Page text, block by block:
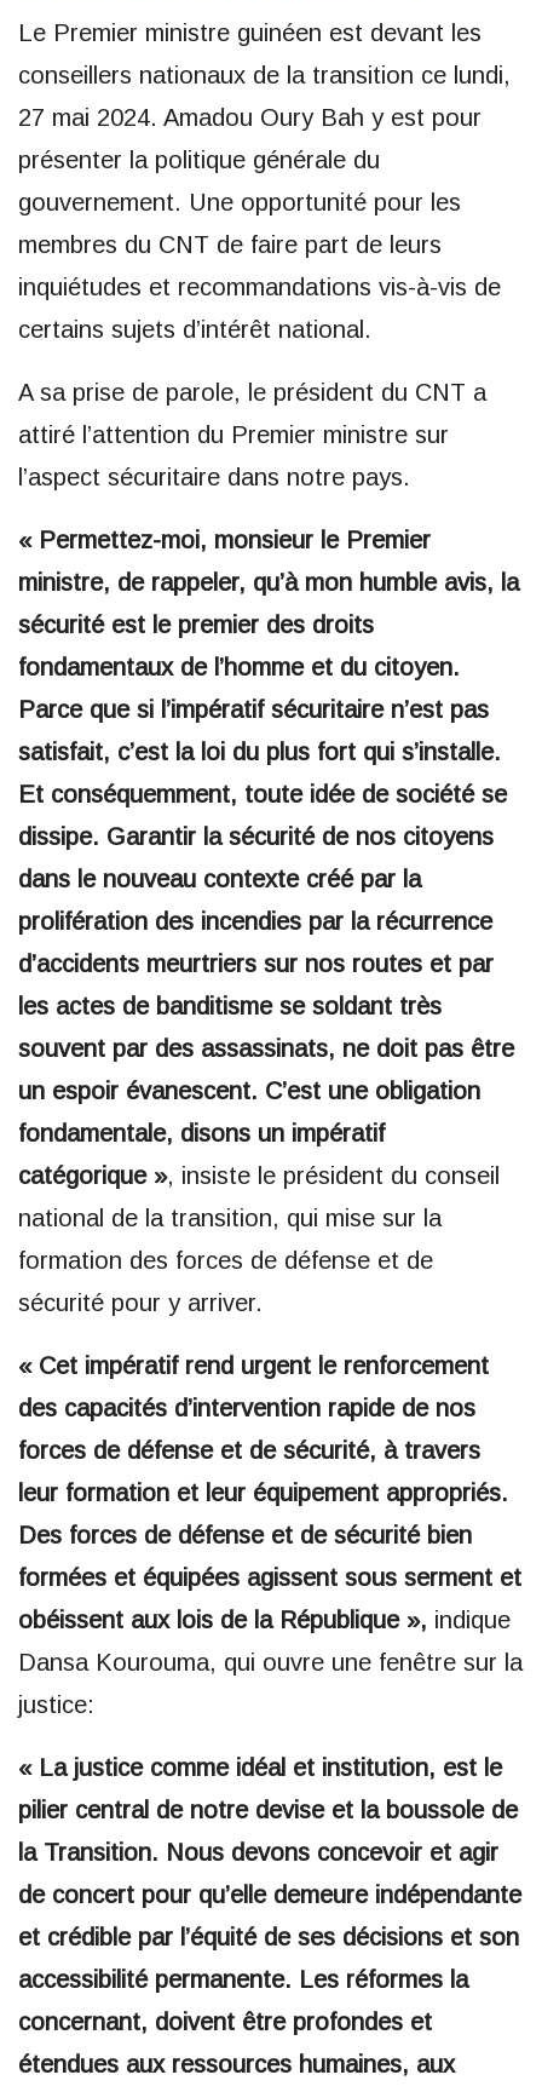
Le Premier ministre guinéen est devant les
conseillers nationaux de la transition ce lundi,
27 mai 2024. Amadou Oury Bah y est pour
présenter la politique générale du
gouvernement. Une opportunité pour les
membres du CNT de faire part de leurs
inquiétudes et recommandations vis-à-vis de
certains sujets d’intérêt national.
A sa prise de parole, le président du CNT a
attiré l’attention du Premier ministre sur
l’aspect sécuritaire dans notre pays.
« Permettez-moi, monsieur le Premier
ministre, de rappeler, qu’à mon humble avis, la
sécurité est le premier des droits
fondamentaux de l’homme et du citoyen.
Parce que si l’impératif sécuritaire n’est pas
satisfait, c’est la loi du plus fort qui s’installe.
Et conséquemment, toute idée de société se
dissipe. Garantir la sécurité de nos citoyens
dans le nouveau contexte créé par la
prolifération des incendies par la récurrence
d’accidents meurtriers sur nos routes et par
les actes de banditisme se soldant très
souvent par des assassinats, ne doit pas être
un espoir évanescent. C’est une obligation
fondamentale, disons un impératif
catégorique », insiste le président du conseil
national de la transition, qui mise sur la
formation des forces de défense et de
sécurité pour y arriver.
« Cet impératif rend urgent le renforcement
des capacités d’intervention rapide de nos
forces de défense et de sécurité, à travers
leur formation et leur équipement appropriés.
Des forces de défense et de sécurité bien
formées et équipées agissent sous serment et
obéissent aux lois de la République », indique
Dansa Kourouma, qui ouvre une fenêtre sur la
justice:
« La justice comme idéal et institution, est le
pilier central de notre devise et la boussole de
la Transition. Nous devons concevoir et agir
de concert pour qu’elle demeure indépendante
et crédible par l’équité de ses décisions et son
accessibilité permanente. Les réformes la
concernant, doivent être profondes et
étendues aux ressources humaines, aux